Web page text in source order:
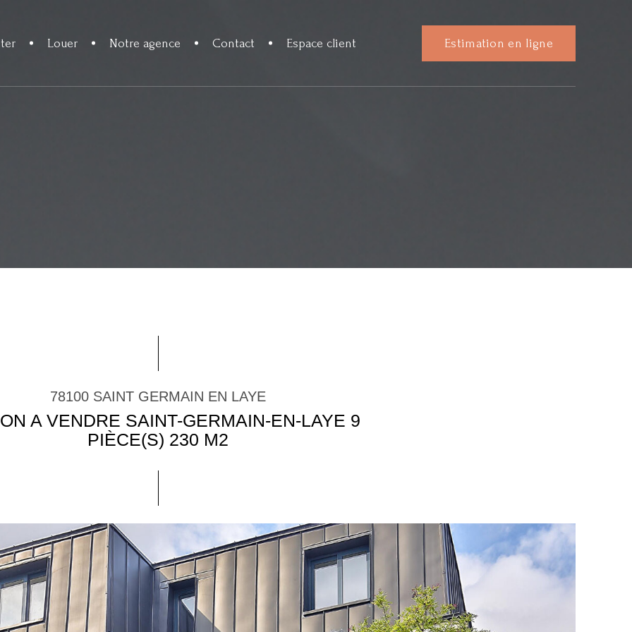
Louer Notre agence Contact Espace client Estimation en ligne
78100 SAINT GERMAIN EN LAYE
A VENDRE SAINT-GERMAIN-EN-LAYE 9
PIÈCE(S) 230 M2